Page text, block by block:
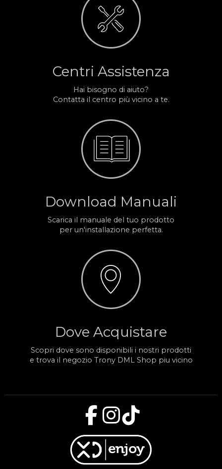
Centri Assistenza
Hai bisogno di aiuto?
Contatta il centro più vicino a te.
Download Manuali
Scarica il manuale del tuo prodotto
per un'installazione perfetta.
Dove Acquistare
Scopri dove sono disponibili i nostri prodotti
e trova il negozio Trony DML Shop piu vicino